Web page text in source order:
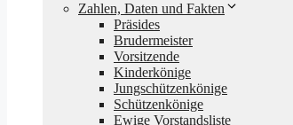
Zahlen, Daten und Fakten
Präsides
Brudermeister
Vorsitzende
Kinderkönige
Jungschützenkönige
Schützenkönige
Ewige Vorstandsliste